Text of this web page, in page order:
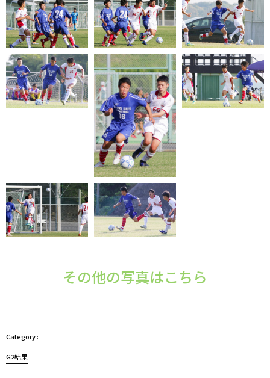
その他の写真はこちら
G2結果